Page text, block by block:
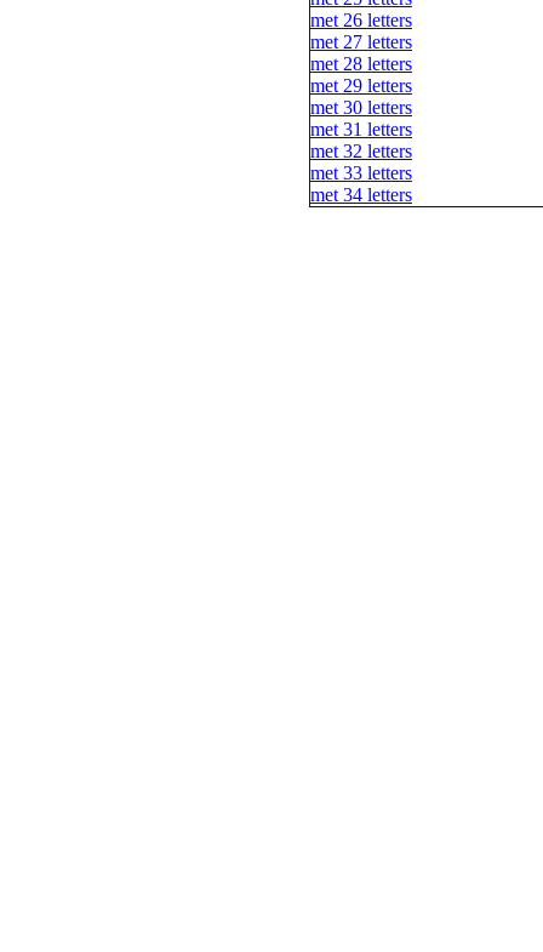
met 26 letters
met 27 letters
met 28 letters
met 29 letters
met 30 letters
met 31 letters
met 32 letters
met 33 letters
met 34 letters